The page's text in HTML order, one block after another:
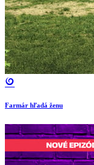
Farmár hľadá ženu